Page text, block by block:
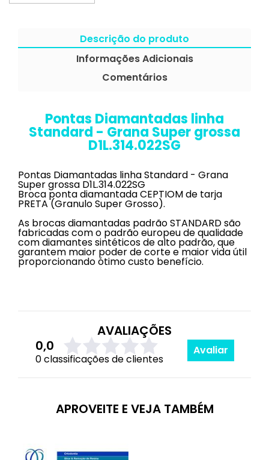
Descrição do produto
Informações Adicionais
Comentários
Pontas Diamantadas linha
Standard - Grana Super grossa
D1L.314.022SG
Pontas Diamantadas linha Standard - Grana
Super grossa D1L.314.022SG
Broca ponta diamantada CEPTIOM de tarja
PRETA (Granulo Super Grosso).
As brocas diamantadas padrão STANDARD são
fabricadas com o padrão europeu de qualidade
com diamantes sintéticos de alto padrão, que
garantem maior poder de corte e maior vida útil
proporcionando ótimo custo benefício.
AVALIAÇÕES
0,0
0 classificações de clientes
Avaliar
APROVEITE E VEJA TAMBÉM